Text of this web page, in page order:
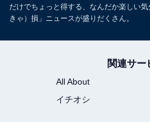
だけでちょっと得する、なんだか楽しい
きゃ）損」ニュースが盛りだくさん。
関連サー
All About
イチオシ